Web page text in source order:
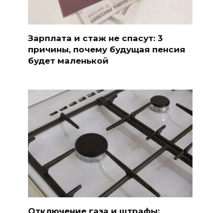
Зарплата и стаж не спасут: 3
причины, почему будущая пенсия
будет маленькой
Отключение газа и штрафы: